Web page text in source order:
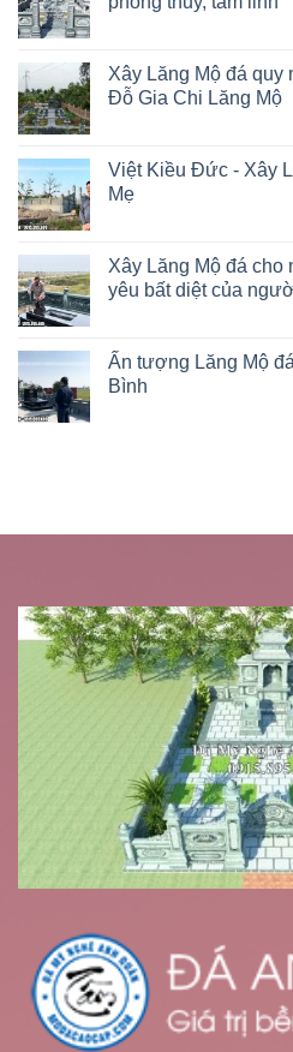
Xây Lăng Mộ đá quy
Đỗ Gia Chi Lăng Mộ
Việt Kiều Đức - Xây
Mẹ
Xây Lăng Mộ đá
yêu bất diệt của
Ấn tượng Lăng Mộ
Bình